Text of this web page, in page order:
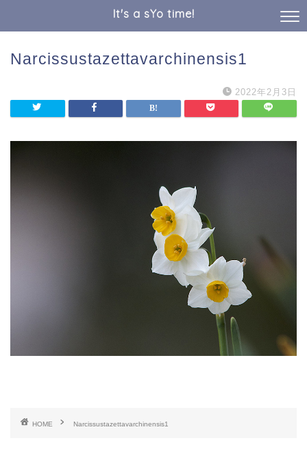
It's a sYo time!
Narcissustazettavarchinensis1
2022年2月3日
HOME Narcissustazettavarchinensis1